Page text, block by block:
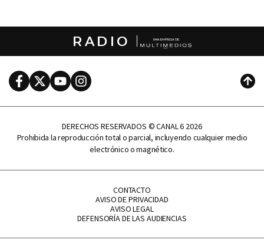
RADIO
FacebookTwitterYoutubeInstagram
DERECHOS RESERVADOS © CANAL 6 2026
Prohibida la reproducción total o parcial, incluyendo cualquier medio
electrónico o magnético.
CONTACTO
AVISO DE PRIVACIDAD
AVISO LEGAL
DEFENSORÍA DE LAS AUDIENCIAS